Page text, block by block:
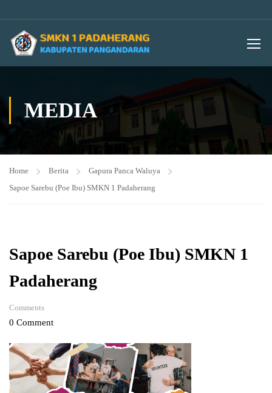
MEDIA
Home Berita
Gapura Panca Waluya
Sapoe Sarebu (Poe Ibu) SMKN 1 Padaherang
Sapoe Sarebu (Poe Ibu) SMKN 1
Padaherang
Comments
0 Comment